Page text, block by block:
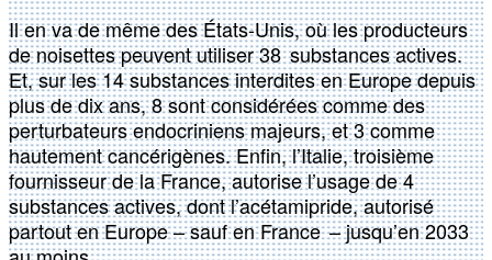
Il en va de même des États-Unis, où les producteurs
de noisettes peuvent utiliser 38 substances actives.
Et, sur les 14 substances interdites en Europe depuis
plus de dix ans, 8 sont considérées comme des
perturbateurs endocriniens majeurs, et 3 comme
hautement cancérigènes. Enfin, l’Italie, troisième
fournisseur de la France, autorise l’usage de 4
substances actives, dont l’acétamipride, autorisé
partout en Europe – sauf en France – jusqu’en 2033